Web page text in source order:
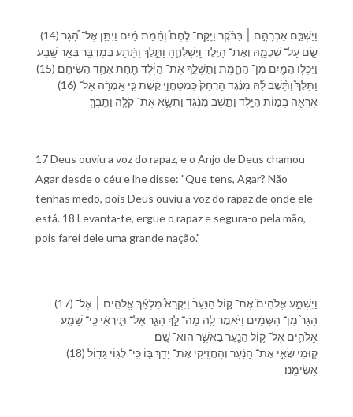
(14) וַ⁠יַּשְׁכֵּ֣ם אַבְרָהָ֣ם ׀ בַּ⁠בֹּ֡קֶר וַ⁠יִּֽקַּֽח־ לֶחֶם֩ וְ⁠חֵ֨מַת מַ֜יִם וַ⁠יִּתֵּ֣ן אֶל־ הָ֠גָר
שָׂ֧ם עַל־ שִׁכְמָ֛⁠הּ וְ⁠אֶת־ הַ⁠יֶּ֖לֶד וַֽ⁠יְשַׁלְּחֶ֑⁠הָ וַ⁠תֵּ֣לֶךְ וַ⁠תֵּ֔תַע בְּ⁠מִדְבַּ֖ר בְּאֵ֥ר שָֽׁבַע׃
(15) וַ⁠יִּכְל֥וּ הַ⁠מַּ֖יִם מִן־ הַ⁠חֵ֑מֶת וַ⁠תַּשְׁלֵ֣ךְ אֶת־ הַ⁠יֶּ֔לֶד תַּ֖חַת אַחַ֥ד הַ⁠שִּׂיחִֽם׃
(16) וַ⁠תֵּלֶךְ֩ וַ⁠תֵּ֨שֶׁב לָ֜⁠הּ מִ⁠נֶּ֗גֶד הַרְחֵק֙ כִּ⁠מְטַחֲוֵ֣י קֶ֔שֶׁת כִּ֣י אָֽמְרָ֔ה אַל־
אֶרְאֶ֖ה בְּ⁠מ֣וֹת הַ⁠יָּ֑לֶד וַ⁠תֵּ֣שֶׁב מִ⁠נֶּ֔גֶד וַ⁠תִּשָּׂ֥א אֶת־ קֹלָ֖⁠הּ וַ⁠תֵּֽבְךְּ׃
17 Deus ouviu a voz do rapaz, e o Anjo de Deus chamou
Agar desde o céu e lhe disse: "Que tens, Agar? Não
tenhas medo, pois Deus ouviu a voz do rapaz de onde ele
está. 18 Levanta-te, ergue o rapaz e segura-o pela mão,
pois farei dele uma grande nação."
(17) וַ⁠יִּשְׁמַ֣ע אֱלֹהִים֮ אֶת־ ק֣וֹל הַ⁠נַּעַר֒ וַ⁠יִּקְרָא֩ מַלְאַ֨ךְ אֱלֹהִ֤ים ׀ אֶל־
הָגָר֙ מִן־ הַ⁠שָּׁמַ֔יִם וַ⁠יֹּ֥אמֶר לָ֖⁠הּ מַה־ לָּ֣⁠ךְ הָגָ֑ר אַל־ תִּ֣ירְאִ֔י כִּֽי־ שָׁמַ֧ע
אֱלֹהִ֛ים אֶל־ ק֥וֹל הַ⁠נַּ֖עַר בַּ⁠אֲשֶׁ֥ר הוּא־ שָֽׁם׃
(18) ק֚וּמִי שְׂאִ֣י אֶת־ הַ⁠נַּ֔עַר וְ⁠הַחֲזִ֥יקִי אֶת־ יָדֵ֖⁠ךְ בּ֑⁠וֹ כִּֽי־ לְ⁠ג֥וֹי גָּד֖וֹל
אֲשִׂימֶֽ⁠נּוּ׃